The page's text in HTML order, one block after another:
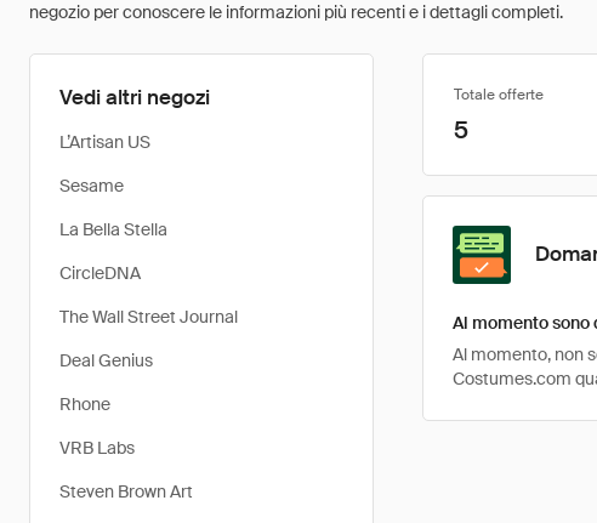
negozio per conoscere le informazioni più recenti e i dettagli completi.
Vedi altri negozi
L’Artisan US
Sesame
La Bella Stella
CircleDNA
The Wall Street Journal
Deal Genius
Rhone
VRB Labs
Steven Brown Art
Totale offerte
5
Al momento
Al momento, non
Costumes.com